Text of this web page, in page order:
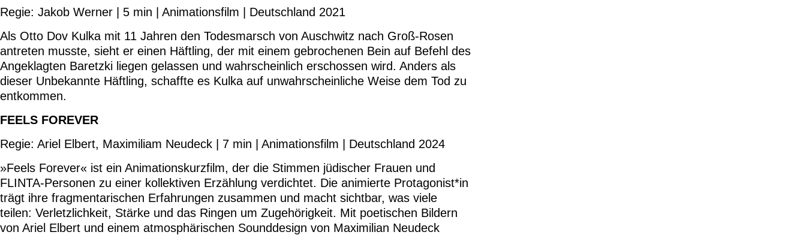
Regie: Jakob Werner | 5 min | Animationsfilm | Deutschland 2021
Als Otto Dov Kulka mit 11 Jahren den Todesmarsch von Auschwitz nach Groß-Rosen
antreten musste, sieht er einen Häftling, der mit einem gebrochenen Bein auf Befehl des
Angeklagten Baretzki liegen gelassen und wahrscheinlich erschossen wird. Anders als
dieser Unbekannte Häftling, schaffte es Kulka auf unwahrscheinliche Weise dem Tod zu
entkommen.
FEELS FOREVER
Regie: Ariel Elbert, Maximiliam Neudeck | 7 min | Animationsfilm | Deutschland 2024
»Feels Forever« ist ein Animationskurzfilm, der die Stimmen jüdischer Frauen und
FLINTA-Personen zu einer kollektiven Erzählung verdichtet. Die animierte Protagonist*in
trägt ihre fragmentarischen Erfahrungen zusammen und macht sichtbar, was viele
teilen: Verletzlichkeit, Stärke und das Ringen um Zugehörigkeit. Mit poetischen Bildern
von Ariel Elbert und einem atmosphärischen Sounddesign von Maximilian Neudeck